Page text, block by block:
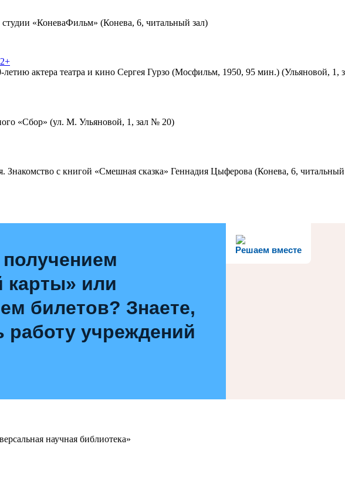
«КоневаФильм» (Конева, 6, читальный зал)
актера театра и кино Сергея Гурзо (Мосфильм, 1950, 95 мин.) (Ульяновой, 1,
«Сбор» (ул. М. Ульяновой, 1, зал № 20)
Знакомство с книгой «Смешная сказка» Геннадия Цыферова (Конева, 6, читальный
Решаем вместе
карты» или
билетов? Знаете,
работу учреждений
научная библиотека»